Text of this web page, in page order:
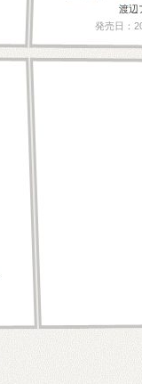
渡辺
発売日：